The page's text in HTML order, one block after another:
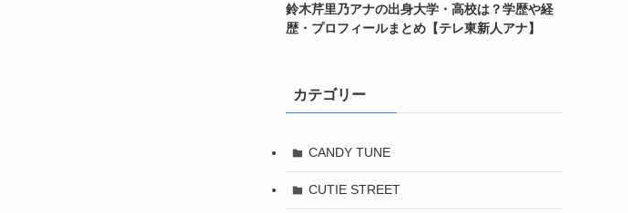
鈴木芹里乃アナの出身大学・高校は？学歴や経
歴・プロフィールまとめ【テレ東新人アナ】
カテゴリー
CANDY TUNE
CUTIE STREET